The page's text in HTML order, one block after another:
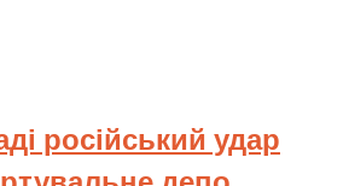
російський удар